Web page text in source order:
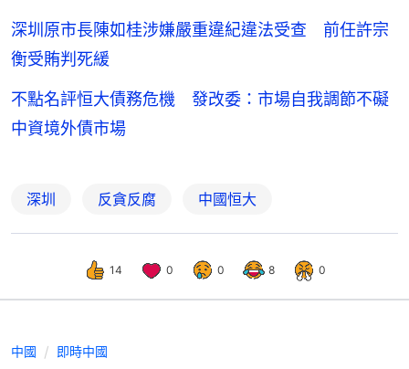
深圳原市長陳如桂涉嫌嚴重違紀違法受查 前任許宗
衡受賄判死緩
不點名評恒大債務危機 發改委：市場自我調節不礙
中資境外債市場
深圳 反貪反腐 中國恒大
14 0 0 8 0
中國 即時中國